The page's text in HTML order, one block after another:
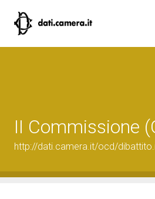
II Commissione
http://dati.camera.it/ocd/